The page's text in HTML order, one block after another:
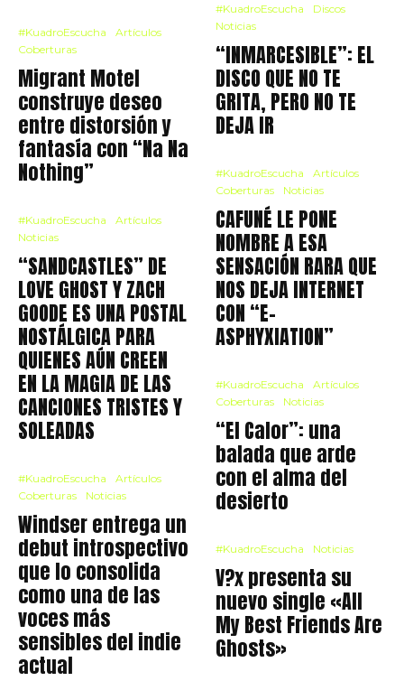
#KuadroEscucha
Artículos
Coberturas
Migrant Motel
construye deseo
entre distorsión y
fantasía con “Na Na
Nothing”
#KuadroEscucha
Artículos
Noticias
“SANDCASTLES” DE
LOVE GHOST Y ZACH
GOODE ES UNA POSTAL
NOSTÁLGICA PARA
QUIENES AÚN CREEN
EN LA MAGIA DE LAS
CANCIONES TRISTES Y
SOLEADAS
#KuadroEscucha
Artículos
Coberturas
Noticias
Windser entrega un
debut introspectivo
que lo consolida
como una de las
voces más
sensibles del indie
actual
#KuadroEscucha
Discos
Noticias
“INMARCESIBLE”: EL
DISCO QUE NO TE
GRITA, PERO NO TE
DEJA IR
#KuadroEscucha
Artículos
Coberturas
Noticias
CAFUNÉ LE PONE
NOMBRE A ESA
SENSACIÓN RARA QUE
NOS DEJA INTERNET
CON “E-
ASPHYXIATION”
#KuadroEscucha
Artículos
Coberturas
Noticias
“El Calor”: una
balada que arde
con el alma del
desierto
#KuadroEscucha Noticias
V?x presenta su
nuevo single «All
My Best Friends Are
Ghosts»